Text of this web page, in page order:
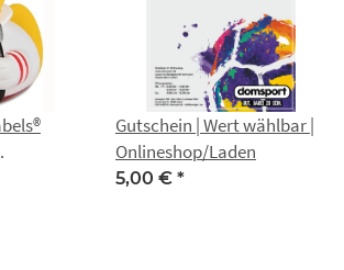
Gutschein | Wert wählbar |
Onlineshop/Laden
5,00 € *